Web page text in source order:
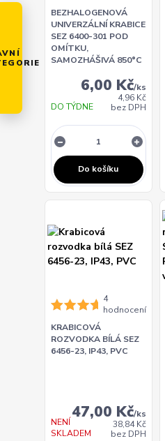
BEZHALOGENOVÁ
UNIVERZÁLNÍ KRABICE
SEZ 6400-301 POD
OMÍTKU,
SAMOZHÁŠIVÁ 850°C
6,00 Kč/ks
4,96 Kč
bez DPH
DO TÝDNE
Do košíku
4
hodnocení
KRABICOVÁ
ROZVODKA BÍLÁ SEZ
6456-23, IP43, PVC
47,00 Kč/ks
38,84 Kč
bez DPH
NENÍ
SKLADEM